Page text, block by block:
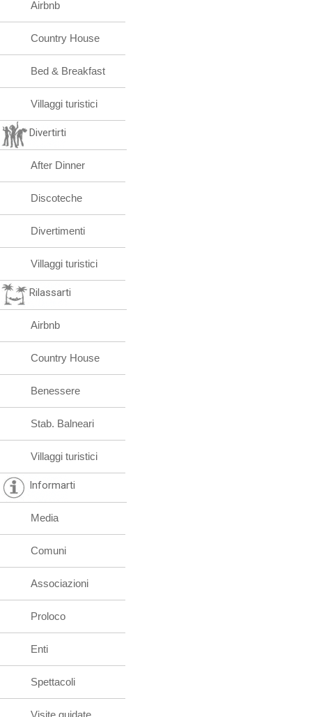
Airbnb
Country House
Bed & Breakfast
Villaggi turistici
Divertirti
After Dinner
Discoteche
Divertimenti
Villaggi turistici
Rilassarti
Airbnb
Country House
Benessere
Stab. Balneari
Villaggi turistici
Informarti
Media
Comuni
Associazioni
Proloco
Enti
Spettacoli
Visite guidate